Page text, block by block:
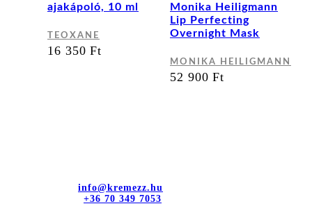
ajakápoló, 10 ml
TEOXANE
16 350Ft
Monika Heiligmann
Lip Perfecting
Overnight Mask
MONIKA HEILIGMANN
52 900Ft
info@kremezz.hu
+36 70 349 7053